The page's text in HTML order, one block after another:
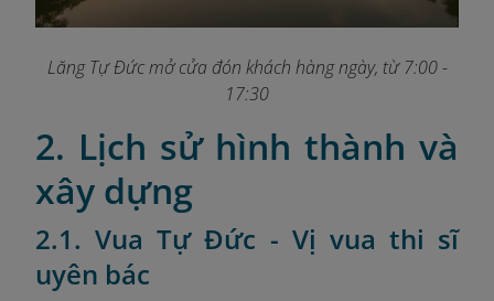
Lăng Tự Đức mở cửa đón khách hàng ngày, từ 7:00 -
17:30
2. Lịch sử hình thành và
xây dựng
2.1. Vua Tự Đức - Vị vua thi sĩ
uyên bác